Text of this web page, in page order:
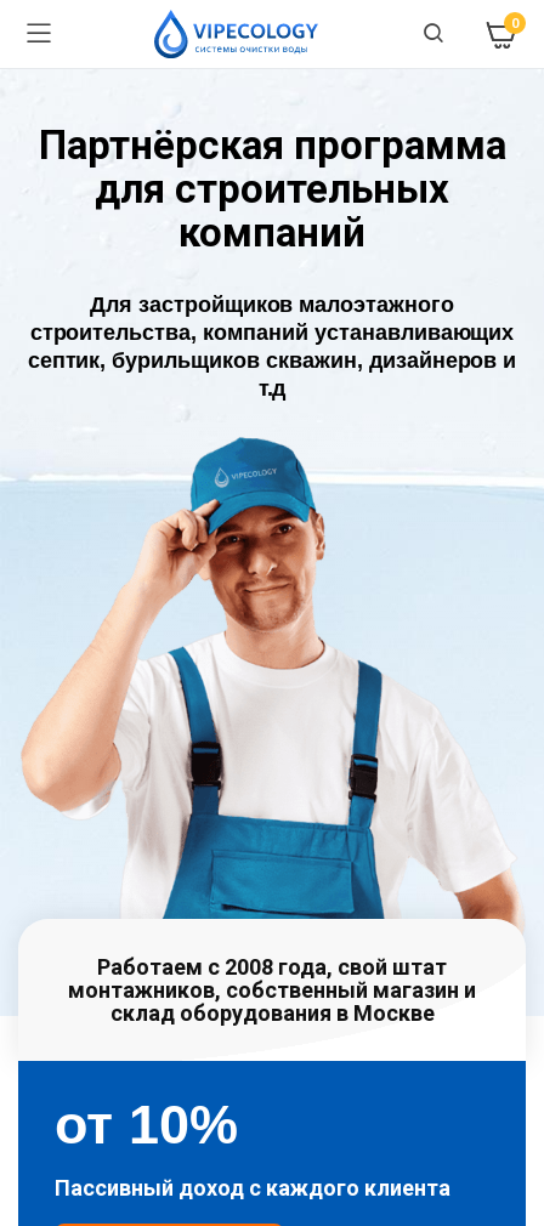
0
Партнёрская программа
для строительных
компаний
Для застройщиков малоэтажного
строительства, компаний устанавливающих
септик, бурильщиков скважин, дизайнеров и
т.д
Работаем с 2008 года, свой штат
монтажников, собственный магазин и
склад оборудования в Москве
от 10%
Пассивный доход с каждого клиента